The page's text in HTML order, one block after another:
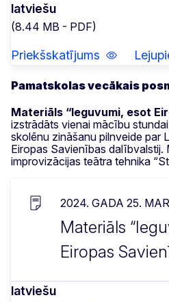
latviešu
(8.44 MB - PDF)
Priekšskatījums
Pamatskolas vecākais
Materiāls “Ieguvumi, esot
izstrādāts vienai mācību
skolēnu zināšanu pilnveide par
Eiropas Savienības dalībvalstij.
improvizācijas teātra tehnika
2024. GADA 25.
Materiāls
Eiropas
latviešu